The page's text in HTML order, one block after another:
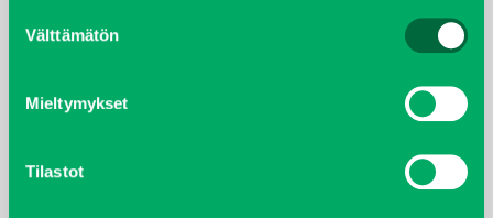
valinta
Välttämätön
Mieltymykset
Tilastot
helmikuu 2022